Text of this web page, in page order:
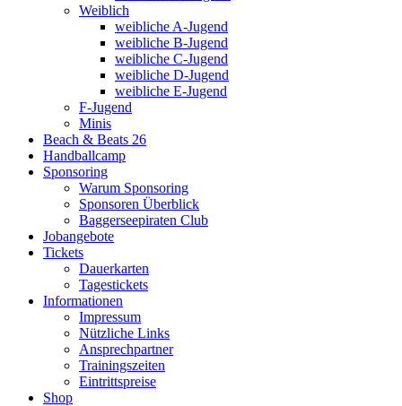
Weiblich
weibliche A-Jugend
weibliche B-Jugend
weibliche C-Jugend
weibliche D-Jugend
weibliche E-Jugend
F-Jugend
Minis
Beach & Beats 26
Handballcamp
Sponsoring
Warum Sponsoring
Sponsoren Überblick
Baggerseepiraten Club
Jobangebote
Tickets
Dauerkarten
Tagestickets
Informationen
Impressum
Nützliche Links
Ansprechpartner
Trainingszeiten
Eintrittspreise
Shop